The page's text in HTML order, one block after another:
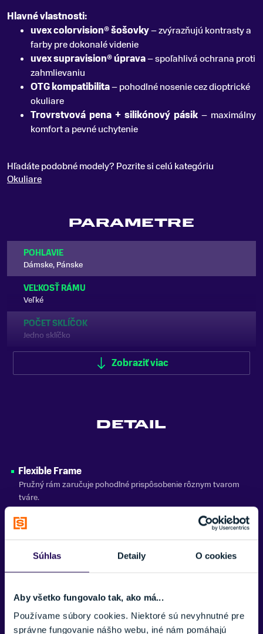
Súhlas Detaily O cookies
Aby všetko fungovalo tak, ako má...
Používame súbory cookies. Niektoré sú nevyhnutné pre
správne fungovanie nášho webu, iné nám pomáhajú
Hlavné vlastnosti:
uvex colorvision® šošovky– zvýrazňujú kontrasty a
farby pre dokonalé videnie
uvex supravision® úprava– spoľahlivá ochrana proti
zahmlievaniu
OTG kompatibilita– pohodlné nosenie cez dioptrické
okuliare
Trovrstvová pena + silikónový pásik – maximálny
komfort a pevné uchytenie
Hľadáte podobné modely? Pozrite si celú kategóriu
Okuliare
PARAMETRE
POHLAVIE
Dámske, Pánske
VEĽKOSŤ RÁMU
Veľké
POČET SKLÍČOK
Jedno sklíčko
KOMPATIBILNÉ S DIOPTRICKÝMI OKULIARMI(OTG)
VETRANIE
Áno
SLNEČNO
FARBA
VHODNÉ NA
Lyžovanie, Snowboarding
Zobraziť viac
DETAIL
Flexible Frame
Pružný rám zaručuje pohodlné prispôsobenie rôznym tvarom
tváre.
Velour Foam Padding
voľné usadenie a vysoký komfort.
OTG Compatible
Silicone Strap
Popruh so silikónovou úpravou pre nešmykľavé uchytenie na